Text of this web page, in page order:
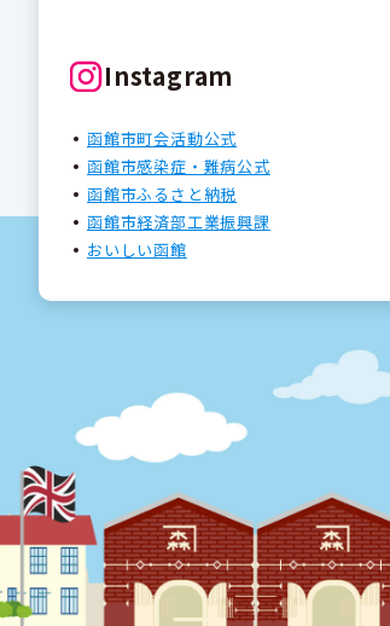
Instagram
函館市町会活動公式
函館市感染症・難病公式
函館市ふるさと納税
函館市経済部工業振興課
おいしい函館